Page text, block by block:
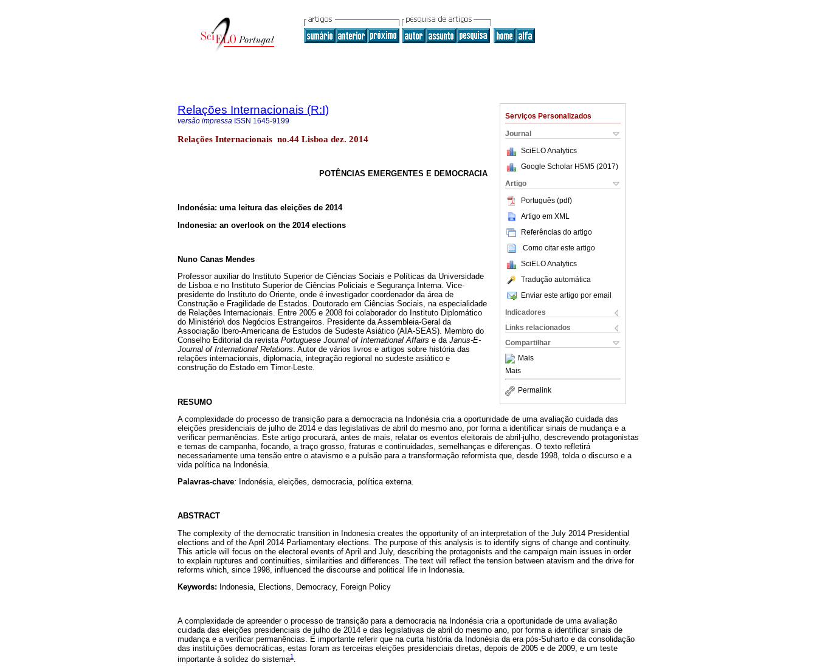
Serviços Personalizados
Journal
SciELO Analytics
Google Scholar H5M5 (2017)
Artigo
Português (pdf)
Artigo em XML
Referências do artigo
Como citar este artigo
SciELO Analytics
Tradução automática
Enviar este artigo por email
Indicadores
Links relacionados
Compartilhar
Mais
Mais
Permalink
Relações Internacionais (R:I)
versão impressa ISSN 1645-9199
Relações Internacionais no.44 Lisboa dez. 2014
POTÊNCIAS EMERGENTES E DEMOCRACIA
Indonésia: uma leitura das eleições de 2014
Indonesia: an overlook on the 2014 elections
Nuno Canas Mendes
Professor auxiliar do Instituto Superior de Ciências Sociais e Políticas da Universidade
de Lisboa e no Instituto Superior de Ciências Policiais e Segurança Interna. Vice-
presidente do Instituto do Oriente, onde é investigador coordenador da área de
Construção e Fragilidade de Estados. Doutorado em Ciências Sociais, na especialidade
de Relações Internacionais. Entre 2005 e 2008 foi colaborador do Instituto Diplomático
do Ministério\ dos Negócios Estrangeiros. Presidente da Assembleia-Geral da
Associação Ibero-Americana de Estudos de Sudeste Asiático (AIA-SEAS). Membro do
Conselho Editorial da revista Portuguese Journal of International Affairs e da Janus-E-
Journal of International Relations. Autor de vários livros e artigos sobre história das
relações internacionais, diplomacia, integração regional no sudeste asiático e
construção do Estado em Timor-Leste.
RESUMO
A complexidade do processo de transição para a democracia na Indonésia cria a oportunidade de uma avaliação cuidada das
eleições presidenciais de julho de 2014 e das legislativas de abril do mesmo ano, por forma a identificar sinais de mudança e a
verificar permanências. Este artigo procurará, antes de mais, relatar os eventos eleitorais de abril-julho, descrevendo protagonistas
e temas de campanha, focando, a traço grosso, fraturas e continuidades, semelhanças e diferenças. O texto refletirá
necessariamente uma tensão entre o atavismo e a pulsão para a transformação reformista que, desde 1998, tolda o discurso e a
vida política na Indonésia.
Palavras-chave: Indonésia, eleições, democracia, política externa.
ABSTRACT
The complexity of the democratic transition in Indonesia creates the opportunity of an interpretation of the July 2014 Presidential
elections and of the April 2014 Parliamentary elections. The purpose of this analysis is to identify signs of change and continuity.
This article will focus on the electoral events of April and July, describing the protagonists and the campaign main issues in order
to explain ruptures and continuities, similarities and differences. The text will reflect the tension between atavism and the drive for
reforms which, since 1998, influenced the discourse and political life in Indonesia.
Keywords: Indonesia, Elections, Democracy, Foreign Policy
A complexidade de apreender o processo de transição para a democracia na Indonésia cria a oportunidade de uma avaliação
cuidada das eleições presidenciais de julho de 2014 e das legislativas de abril do mesmo ano, por forma a identificar sinais de
mudança e a verificar permanências. É importante referir que na curta história da Indonésia da era pós-Suharto e da consolidação
das instituições democráticas, estas foram as terceiras eleições presidenciais diretas, depois de 2005 e de 2009, e um teste
importante à solidez do sistema1 .